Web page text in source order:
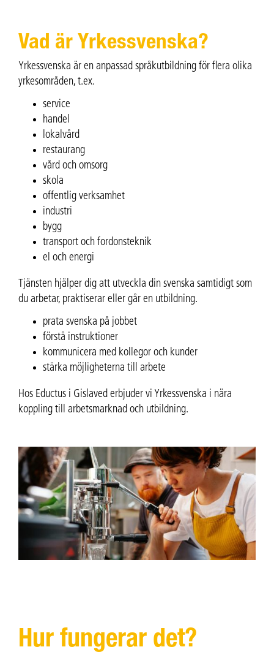
Vad är Yrkessvenska?
Yrkessvenska är en anpassad språkutbildning för flera olika
yrkesområden, t.ex.
service
handel
lokalvård
restaurang
vård och omsorg
skola
offentlig verksamhet
industri
bygg
transport och fordonsteknik
el och energi
Tjänsten hjälper dig att utveckla din svenska samtidigt som
du arbetar, praktiserar eller går en utbildning.
prata svenska på jobbet
förstå instruktioner
kommunicera med kollegor och kunder
stärka möjligheterna till arbete
Hos Eductus i Gislaved erbjuder vi Yrkessvenska i nära
koppling till arbetsmarknad och utbildning.
Hur fungerar det?